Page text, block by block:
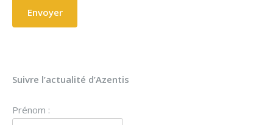
Suivre l’actualité d’Azentis
Prénom :